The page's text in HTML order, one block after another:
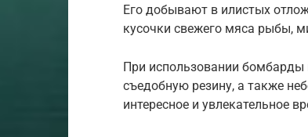
Его добывают в илистых
кусочки свежего мяса рыбы,
При использовании
съедобную резину, а также
интересное и увлекательное